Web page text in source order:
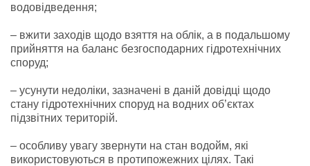
водовідведення;
– вжити заходів щодо взяття на облік, а в подальшому
прийняття на баланс безгосподарних гідротехнічних
споруд;
– усунути недоліки, зазначені в даній довідці щодо
стану гідротехнічних споруд на водних об’єктах
підзвітних територій.
– особливу увагу звернути на стан водойм, які
використовуються в протипожежних цілях. Такі